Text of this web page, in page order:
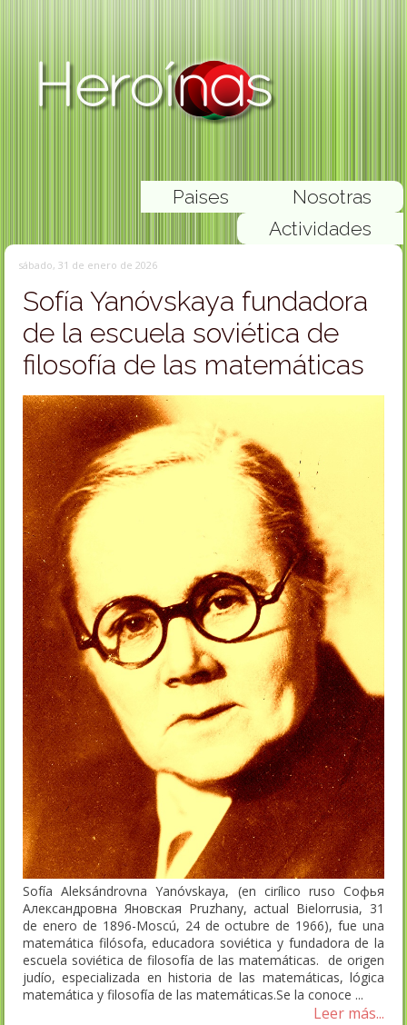
Nosotras
Paises
Actividades
sábado, 31 de enero de 2026
Sofía Yanóvskaya fundadora
de la escuela soviética de
filosofía de las matemáticas
Sofía Aleksándrovna Yanóvskaya, (en cirílico ruso Софья
Александровна Яновская Pruzhany, actual Bielorrusia, 31
de enero de 1896-Moscú, 24 de octubre de 1966), fue una
matemática filósofa, educadora soviética y fundadora de la
escuela soviética de filosofía de las matemáticas. de origen
judío, especializada en historia de las matemáticas, lógica
matemática y filosofía de las matemáticas.Se la conoce ...
Leer más...